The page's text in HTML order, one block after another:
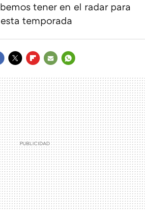
tener en el radar para
temporada
MAIL